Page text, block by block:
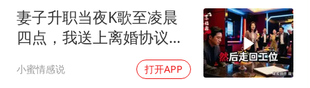
妻子升职当夜K歌至凌晨
四点，我送上离婚协议果
盘，隔天她拦在公司门
口：我们谈谈
小蜜情感说 打开APP